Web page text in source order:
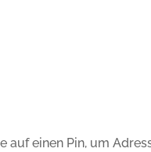
einen Pin, um